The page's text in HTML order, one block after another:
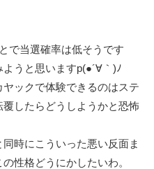
で当選確率は低そうです
うと思いますp(●´∀｀)ﾉ
ックで体験できるのはステ
したらどうしようかと恐怖
時にこういった悪い反面ま
性格どうにかしたいわ。